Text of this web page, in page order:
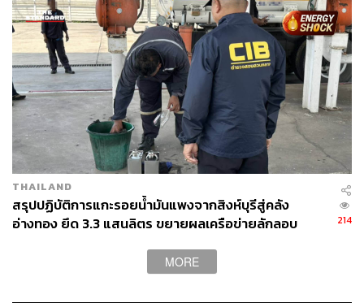
THAILAND
สรุปปฏิบัติการแกะรอยน้ำมันแพงจากสิงห์บุรีสู่คลัง
อ่างทอง ยึด 3.3 แสนลิตร ขยายผลเครือข่ายลักลอบ
214
MORE